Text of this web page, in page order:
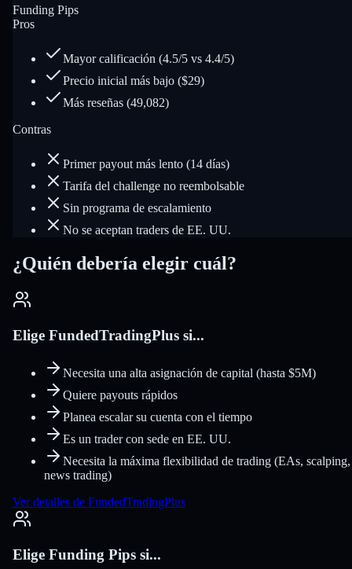
Funding Pips
Pros
Mayor calificación (4.5/5 vs 4.4/5)
Precio inicial más bajo ($29)
Más reseñas (49,082)
Contras
Primer payout más lento (14 días)
Tarifa del challenge no reembolsable
Sin programa de escalamiento
No se aceptan traders de EE. UU.
¿Quién debería elegir cuál?
Elige FundedTradingPlus si...
Necesita una alta asignación de capital (hasta $5M)
Quiere payouts rápidos
Planea escalar su cuenta con el tiempo
Es un trader con sede en EE. UU.
Necesita la máxima flexibilidad de trading (EAs, scalping,
news trading)
Ver detalles de FundedTradingPlus
Elige Funding Pips si...